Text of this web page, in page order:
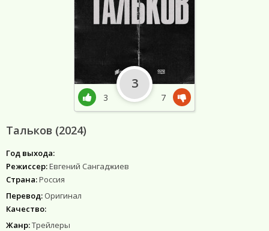
Тальков (2024)
Год выхода:
Режиссер:Евгений Сангаджиев
Страна:Россия
Перевод: Оригинал
Качество:
Жанр:Трейлеры
3
3
7